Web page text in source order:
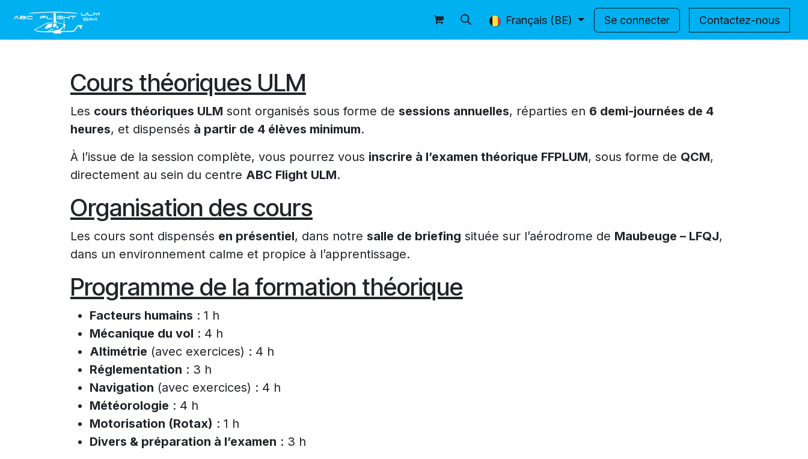
Se rendre au contenu
Nos locaux Nos machines volantes Location d'emplacement ULM
Français (BE) Se connecter Contactez-nous
Cours théoriques ULM
Les cours théoriques ULM sont organisés sous forme de sessions annuelles, réparties en 6 demi-journées de 4
heures, et dispensés à partir de 4 élèves minimum.
À l’issue de la session complète, vous pourrez vous inscrire à l’examen théorique FFPLUM, sous forme de QCM,
directement au sein du centre ABC Flight ULM.
Organisation des cours
Les cours sont dispensés en présentiel, dans notre salle de briefing située sur l’aérodrome de Maubeuge – LFQJ,
dans un environnement calme et propice à l’apprentissage.
Programme de la formation théorique
Facteurs humains : 1 h
Mécanique du vol : 4 h
Altimétrie (avec exercices) : 4 h
Réglementation : 3 h
Navigation (avec exercices) : 4 h
Météorologie : 4 h
Motorisation (Rotax) : 1 h
Divers & préparation à l’examen : 3 h